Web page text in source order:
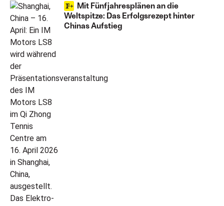
Mit Fünfjahresplänen an die
Weltspitze: Das Erfolgsrezept hinter
Chinas Aufstieg